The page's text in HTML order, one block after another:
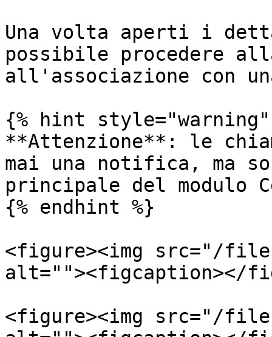
Una volta aperti i
possibile procedere
all'associazione con
{% hint style="warning"
**Attenzione**: le
mai una notifica, ma
principale del modulo
{% endhint %}
<figure><img src="/files/
alt=""><figcaption></
<figure><img src="/files/